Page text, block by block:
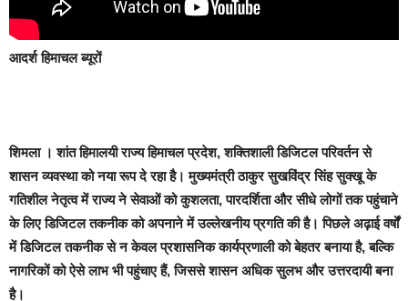
आदर्श हिमाचल ब्यूरों
शिमला । शांत हिमालयी राज्य हिमाचल प्रदेश, शक्तिशाली डिजिटल परिवर्तन से
शासन व्यवस्था को नया रूप दे रहा है। मुख्यमंत्री ठाकुर सुखविंद्र सिंह सुक्खू के
गतिशील नेतृत्व में राज्य ने सेवाओं को कुशलता, पारदर्शिता और सीधे लोगों तक पहुंचाने
के लिए डिजिटल तकनीक को अपनाने में उल्लेखनीय प्रगति की है। पिछले अढ़ाई वर्षों
में डिजिटल तकनीक से न केवल प्रशासनिक कार्यप्रणाली को बेहतर बनाया है, बल्कि
नागरिकों को ऐसे लाभ भी पहुंचाए हैं, जिससे शासन अधिक सुलभ और उत्तरदायी बना
है।